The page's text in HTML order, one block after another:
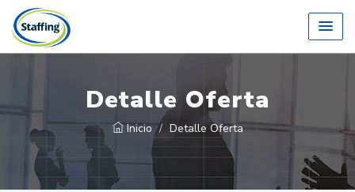
Detalle Oferta
Inicio Detalle Oferta